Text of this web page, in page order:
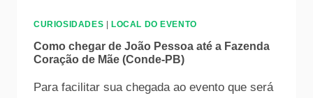
CURIOSIDADES LOCAL DO EVENTO
Como chegar de João Pessoa até a Fazenda
Coração de Mãe (Conde-PB)
Para facilitar sua chegada ao evento que será